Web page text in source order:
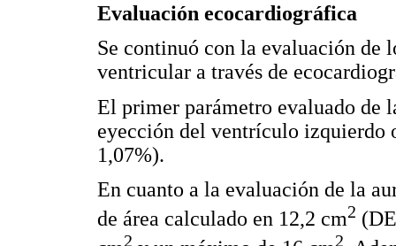
Evaluación ecocardiográfica
Se continuó con la evaluación de
ventricular a través de
El primer parámetro evaluado de
eyección del ventrículo izquierdo
1,07%).
En cuanto a la evaluación de la
de área calculado en 12,2 cm2
2 2